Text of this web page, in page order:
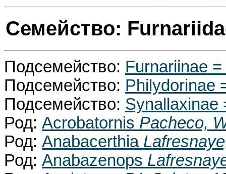
Семейство:
Подсемейство: Furnariinae
Подсемейство: Philydorinae
Подсемейство: Synallaxinae
Род: Acrobatornis Pacheco,
Род: Anabacerthia
Род: Anabazenops